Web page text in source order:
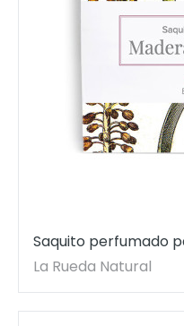
Saquito perfumado
Maderas exóticas
La Rueda Natural